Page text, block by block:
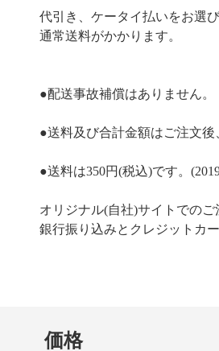
代引き、ケータイ払いをお選び
通常送料がかかります。
●配送事故補償はありません。
●送料及び合計金額はご注文後
●送料は350円(税込)です。
オリジナル(自社)サイトでのご
銀行振り込みとクレジットカ
価格